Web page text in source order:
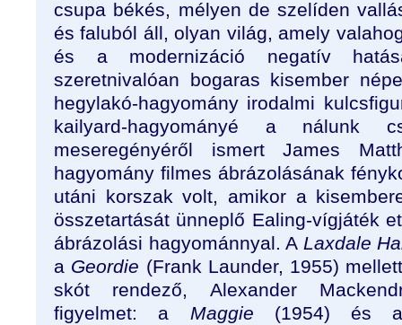
csupa békés, mélyen de szelíden
és faluból áll, olyan világ, amely
és a modernizáció negatív
szeretnivalóan bogaras kisember
hegylakó-hagyomány irodalmi
kailyard-hagyományé a nálunk
meseregényéről ismert James
hagyomány filmes ábrázolásának
utáni korszak volt, amikor a
összetartását ünneplő Ealing-vígjáték
ábrázolási hagyománnyal. A Laxdale
a Geordie (Frank Launder, 1955)
skót rendező, Alexander
figyelmet: a Maggie (1954) és a